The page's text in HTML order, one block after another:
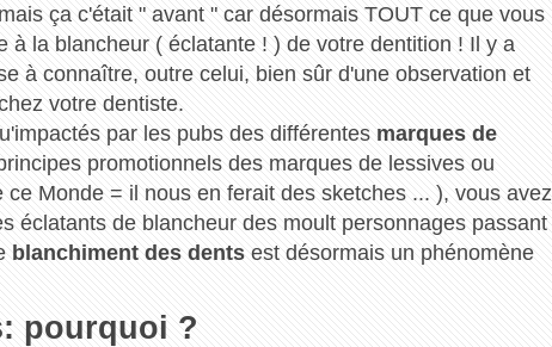
ça c'était " avant " car désormais TOUT ce que vous
à la blancheur ( éclatante ! ) de votre dentition ! Il y a
à connaître, outre celui, bien sûr d'une observation et
votre dentiste.
par les pubs des différentes marques de
promotionnels des marques de lessives ou
Monde = il nous en ferait des sketches ... ), vous avez
éclatants de blancheur des moult personnages passant
blanchiment des dentsest désormais un phénomène
pourquoi ?